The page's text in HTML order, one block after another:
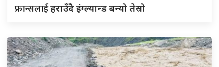
फ्रान्सलाईहराउँदै इंग्ल्यान्ड बन्यो तेस्रो